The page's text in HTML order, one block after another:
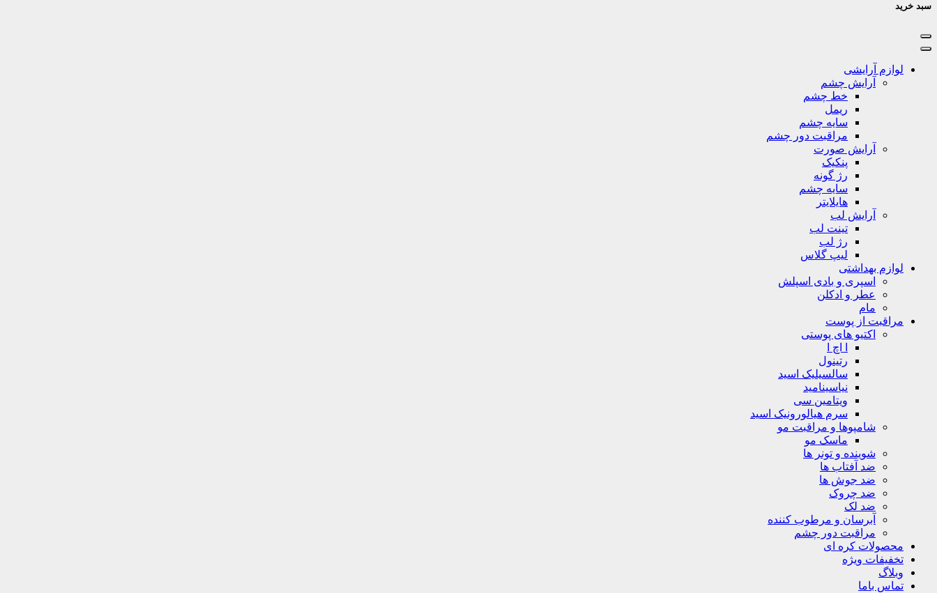
سبد خرید
لوازم آرایشی
آرایش چشم
خط چشم
ریمل
سایه چشم
مراقبت دور چشم
آرایش صورت
پنکیک
رژ گونه
سایه چشم
هایلایتر
آرایش لب
تینت لب
رژ لب
لیپ گلاس
لوازم بهداشتی
اسپری و بادی اسپلش
عطر و ادکلن
مام
مراقبت از پوست
اکتیو های پوستی
ا اچ ا
رتینول
سالسیلیک اسید
نیاسینامید
ویتامین سی
سرم هیالورونیک اسید
شامپوها و مراقبت مو
ماسک مو
شوینده و تونر ها
ضد آفتاب ها
ضد جوش ها
ضد چروک
ضد لک
آبرسان و مرطوب کننده
مراقبت دور چشم
محصولات کره ای
تخفیفات ویژه
وبلاگ
تماس باما